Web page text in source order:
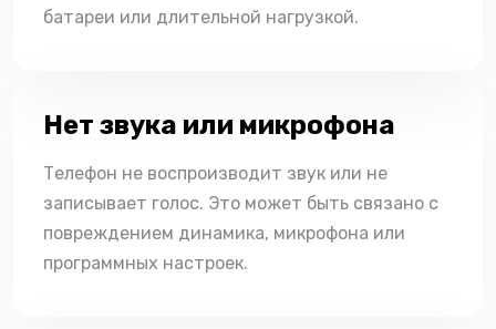
батареи или длительной нагрузкой.
Нет звука или микрофона
Телефон не воспроизводит звук или не
записывает голос. Это может быть связано с
повреждением динамика, микрофона или
программных настроек.